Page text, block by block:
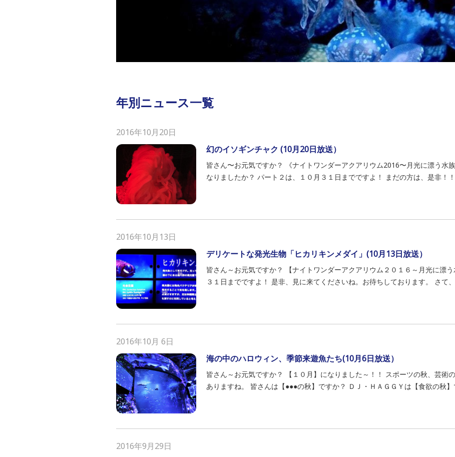
年別ニュース一覧
2016年10月20日
幻のイソギンチャク (10月20日放送）
皆さん〜お元気ですか？ 《ナイトワンダーアクアリウム2016〜月光に漂う水
なりましたか？ パート２は、１０月３１日までですよ！ まだの方は、是非！
2016年10月13日
デリケートな発光生物「ヒカリキンメダイ」(10月13日放送）
皆さん～お元気ですか？ 【ナイトワンダーアクアリウム２０１６～月光に漂
３１日までですよ！ 是非、見に来てくださいね。お待ちしております。 さて
2016年10月 6日
海の中のハロウィン、季節来遊魚たち(10月6日放送）
皆さん～お元気ですか？ 【１０月】になりました～！！ スポーツの秋、芸術
ありますね。 皆さんは【●●●の秋】ですか？ ＤＪ・ＨＡＧＧＹは【食欲の秋
2016年9月29日